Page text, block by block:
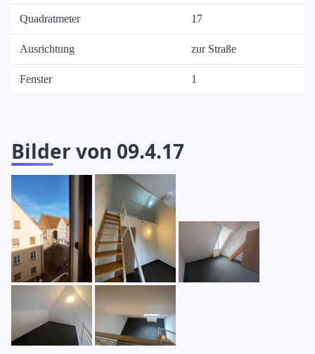
Quadratmeter 17
Ausrichtung zur Straße
Fenster 1
Bilder von 09.4.17